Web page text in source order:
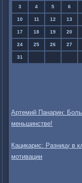
3 4 5 6
10 11 12 13
17 18 19 20
24 25 26 27
31
Артемий Панарин:
меньшинстве!
Кацикарис: Разницу в
мотивации